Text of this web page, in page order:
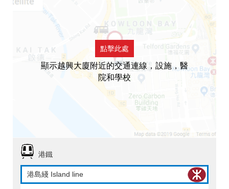
點擊此處
顯示越興大廈附近的交通連線，設施，醫
院和學校
港鐵
港島綫 Island line